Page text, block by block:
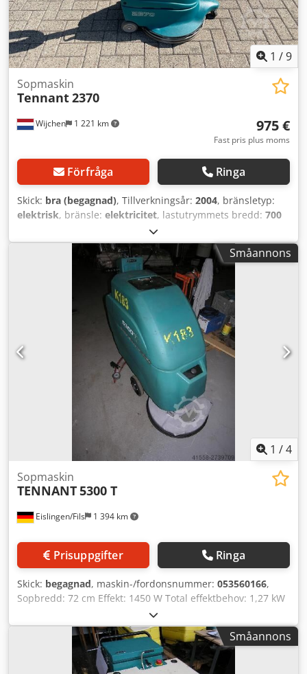
begagnade varor sker under uteslutande av garanti och
reklamation. Om du inte hittat din truck, kontakta oss
gärna. Vi har ett stort urval av fler maskiner på plats.
Credpfx Amowb Iu Esvjf
1 /9
Wijchen 1 221 km
Sopmaskin
Tennant2370
975 €
Fast pris plus moms
Förfråga Ringa
Skick: bra (begagnad), Tillverkningsår: 2004, bränsletyp:
elektrisk, bränsle: elektricitet, lastutrymmets bredd: 700
700 mm
1 100 mm, Användningsområde: Terrängförvaltning
Egenvikt: 40 kg Arbetsbredd: 50 cm Tekniskt skick: bra
Optiskt skick: bra Produktionsland: USA Vänligen kontakta
Vink Machinery för mer information. Tennant 2370
Golvrengöringsmaskin * 2004 Crsdpfx Ajw Nx Spjmvof *
230 Volt drift * 40 kg nettopoäng
Småannons
1 /4
Eislingen/Fils 1 394 km
Sopmaskin
TENNANT5300 T
Prisuppgifter Ringa
Skick: begagnad, maskin-/fordonsnummer: 053560166,
Sopbredd: 72 cm Effekt: 1450 W Total effektbehov: 1,27 kW
Crodpfx Amocxxt Sevef Maskinvikt ca.: 0,225 t Platsbehov
ca.: 0,55 x 1,25 x 1,15 m
Småannons